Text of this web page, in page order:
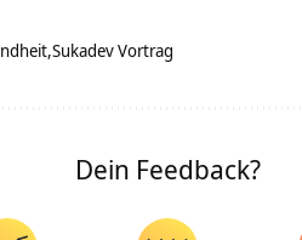
Sukadev Vortrag
Dein Feedback?